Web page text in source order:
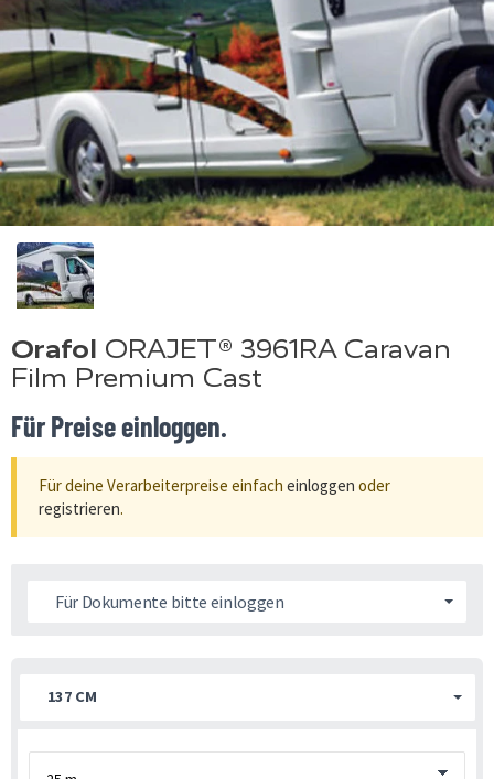
Orafol ORAJET® 3961RA Caravan
Film Premium Cast
Für Preise einloggen.
Für deine Verarbeiterpreise einfach einloggen oder
registrieren.
Für Dokumente bitte einloggen
137 CM